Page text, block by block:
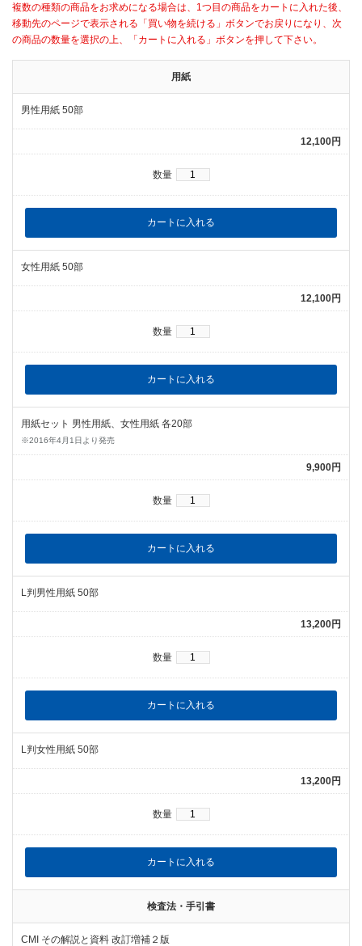
複数の種類の商品をお求めになる場合は、1つ目の商品をカートに入れた後、
移動先のページで表示される「買い物を続ける」ボタンでお戻りになり、次
の商品の数量を選択の上、「カートに入れる」ボタンを押して下さい。
用紙
男性用紙 50部
12,100円
数量
女性用紙 50部
12,100円
数量
用紙セット 男性用紙、女性用紙 各20部
※2016年4月1日より発売
9,900円
数量
L判男性用紙 50部
13,200円
数量
L判女性用紙 50部
13,200円
数量
検査法・手引書
CMI その解説と資料 改訂増補２版